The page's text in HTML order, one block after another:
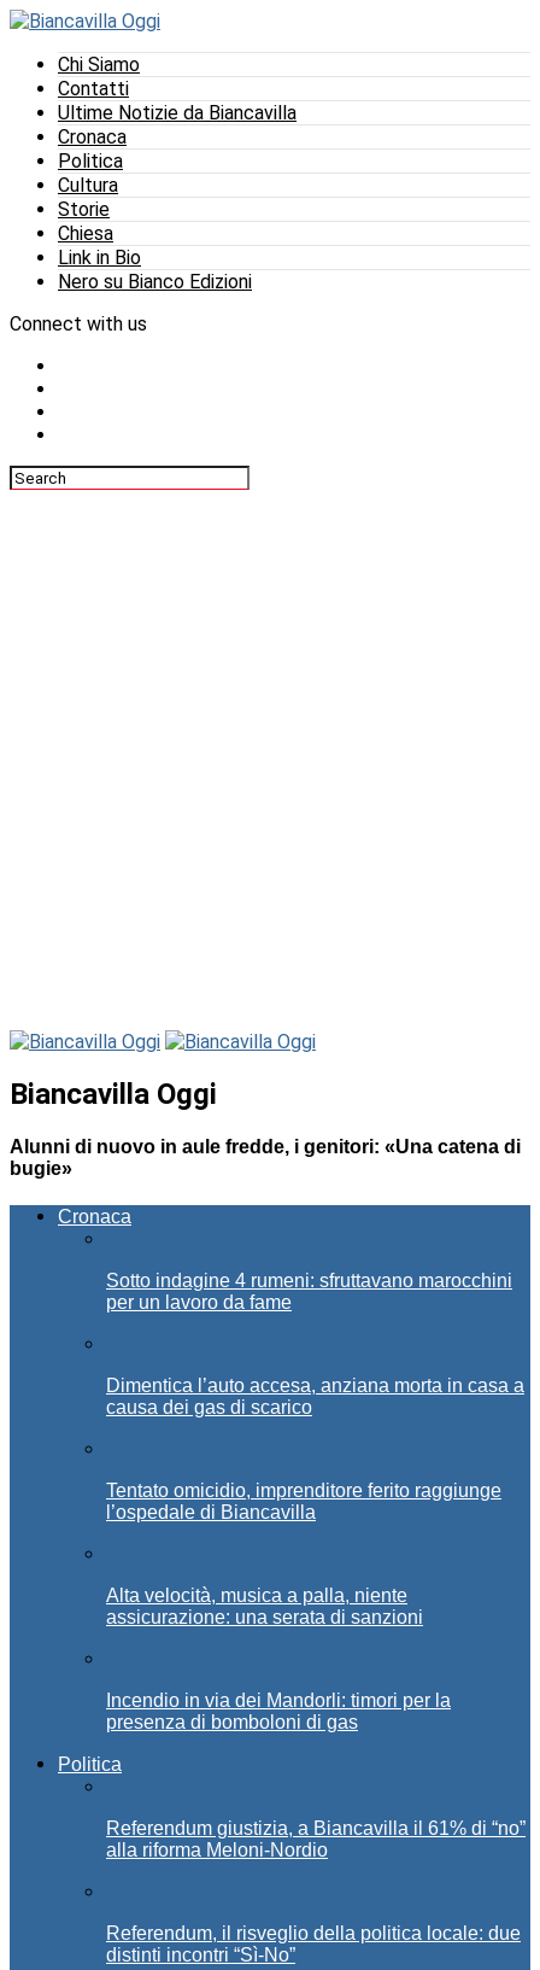
Chi Siamo
Contatti
Ultime Notizie da Biancavilla
Cronaca
Politica
Cultura
Storie
Chiesa
Link in Bio
Nero su Bianco Edizioni
Connect with us
Biancavilla Oggi
Alunni di nuovo in aule fredde, i genitori: «Una catena di
bugie»
Cronaca
Sotto indagine 4 rumeni: sfruttavano marocchini
per un lavoro da fame
Dimentica l’auto accesa, anziana morta in casa a
causa dei gas di scarico
Tentato omicidio, imprenditore ferito raggiunge
l’ospedale di Biancavilla
Alta velocità, musica a palla, niente
assicurazione: una serata di sanzioni
Incendio in via dei Mandorli: timori per la
presenza di bomboloni di gas
Politica
Referendum giustizia, a Biancavilla il 61% di “no”
alla riforma Meloni-Nordio
Referendum, il risveglio della politica locale: due
distinti incontri “Sì-No”